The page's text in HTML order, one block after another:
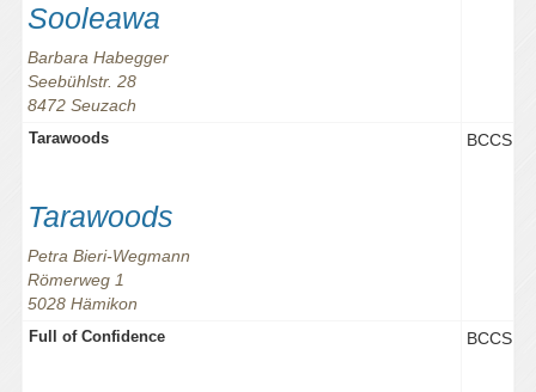
Sooleawa
Barbara Habegger
Seebühlstr. 28
8472 Seuzach
Tarawoods
Tarawoods
Petra Bieri-Wegmann
Römerweg 1
5028 Hämikon
BCCS
Full of Confidence BCCS